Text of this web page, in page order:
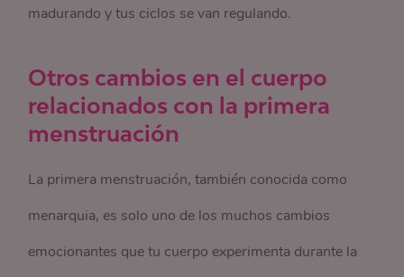
madurando y tus ciclos se van regulando.
Otros cambios en el cuerpo
relacionados con la primera
menstruación
La primera menstruación, también conocida como
menarquia, es solo uno de los muchos cambios
emocionantes que tu cuerpo experimenta durante la